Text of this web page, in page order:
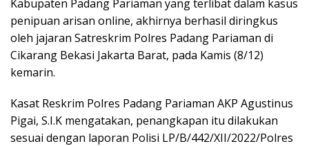
Kabupaten Padang Pariaman yang terlibat dalam kasus
penipuan arisan online, akhirnya berhasil diringkus
oleh jajaran Satreskrim Polres Padang Pariaman di
Cikarang Bekasi Jakarta Barat, pada Kamis (8/12)
kemarin.
Kasat Reskrim Polres Padang Pariaman AKP Agustinus
Pigai, S.I.K mengatakan, penangkapan itu dilakukan
sesuai dengan laporan Polisi LP/B/442/XII/2022/Polres